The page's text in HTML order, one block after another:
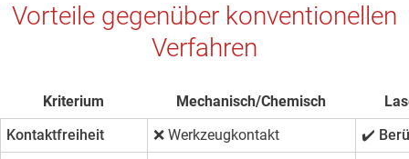
Vorteile gegenüber konventionellen
Verfahren
Kriterium Mechanisch/Chemisch
Kontaktfreiheit
❌ Werkzeugkontakt
✔️